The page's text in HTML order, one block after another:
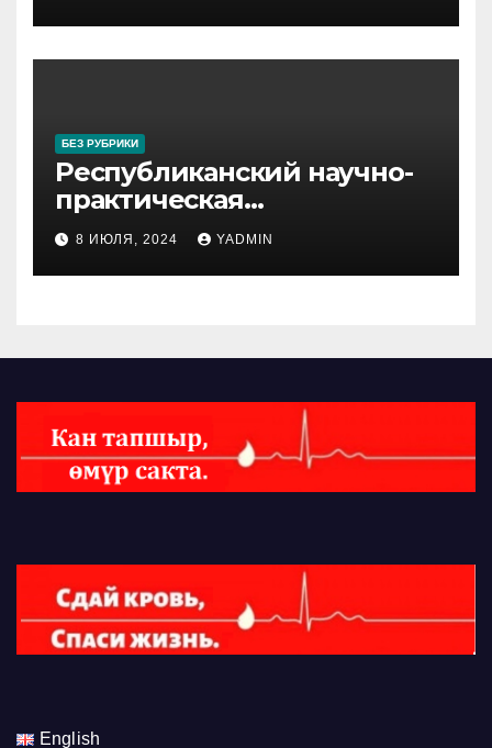
БЕЗ РУБРИКИ
Республиканский научно-
практическая
конференция
8 ИЮЛЯ, 2024 YADMIN
English